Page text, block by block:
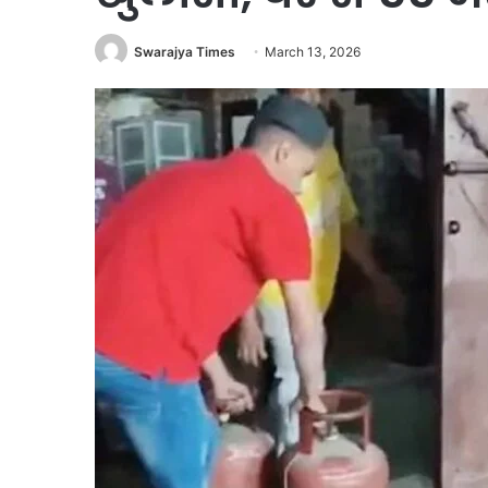
Swarajya Times March 13, 2026